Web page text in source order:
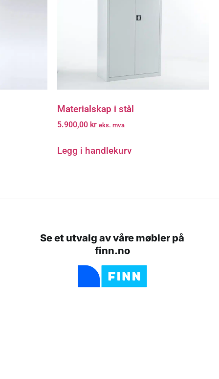
Materialskap i stål
5.900,00 kr eks. mva
Legg i handlekurv
Se et utvalg av våre møbler på
finn.no